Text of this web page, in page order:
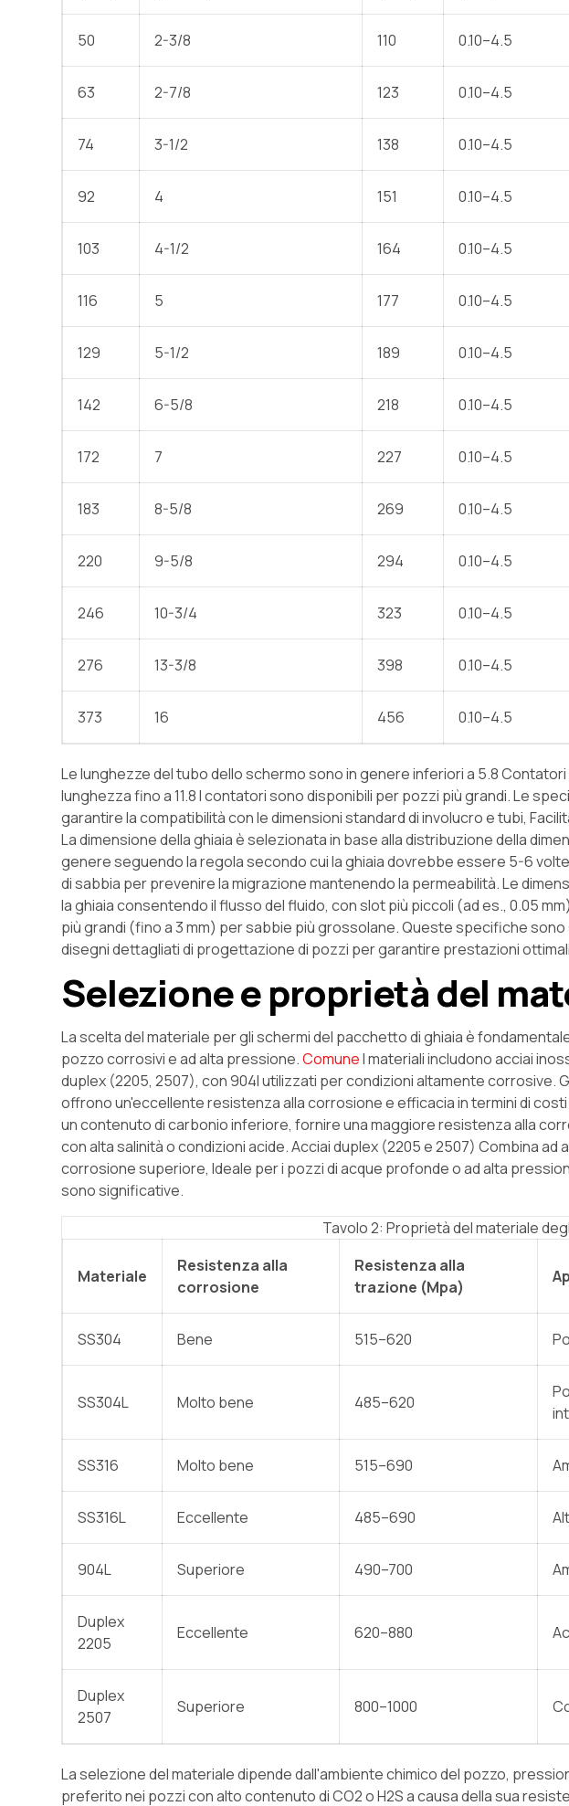
50 2-3/8 110 0.10–4.5
63 2-7/8 123 0.10–4.5
74 3-1/2 138 0.10–4.5
92 4 151 0.10–4.5
103 4-1/2 164 0.10–4.5
116 5 177 0.10–4.5
129 5-1/2 189 0.10–4.5
142 6-5/8 218 0.10–4.5
172 7 227 0.10–4.5
183 8-5/8 269 0.10–4.5
220 9-5/8 294 0.10–4.5
246 10-3/4 323 0.10–4.5
276 13-3/8 398 0.10–4.5
373 16 456 0.10–4.5
Le lunghezze del tubo dello schermo sono in genere inferiori a 5.8
lunghezza fino a 11.8 I contatori sono disponibili per pozzi più grandi. Le
garantire la compatibilità con le dimensioni standard di involucro e tubi,
La dimensione della ghiaia è selezionata in base alla distribuzione della
genere seguendo la regola secondo cui la ghiaia dovrebbe essere 5-6
di sabbia per prevenire la migrazione mantenendo la permeabilità. Le
la ghiaia consentendo il flusso del fluido, con slot più piccoli (ad es., 0.05
più grandi (fino a 3 mm) per sabbie più grossolane. Queste specifiche
disegni dettagliati di progettazione di pozzi per garantire prestazioni
Selezione e proprietà del
La scelta del materiale per gli schermi del pacchetto di ghiaia è
pozzo corrosivi e ad alta pressione.ComuneI materiali includono acciai
duplex (2205, 2507), con 904l utilizzati per condizioni altamente corrosive.
offrono un'eccellente resistenza alla corrosione e efficacia in termini di costi
un contenuto di carbonio inferiore, fornire una maggiore resistenza alla
con alta salinità o condizioni acide. Acciai duplex (2205 e 2507) Combina
corrosione superiore, Ideale per i pozzi di acque profonde o ad alta
sono significative.
Tavolo 2: Proprietà del materiale
Materiale
Resistenza alla
corrosione
Resistenza alla
trazione (Mpa)
SS304 Bene 515–620
SS304L Molto bene 485–620
SS316 Molto bene 515–690
SS316L Eccellente 485–690
904L Superiore 490–700
Duplex
2205
Eccellente 620–880
Duplex
2507
Superiore 800–1000
La selezione del materiale dipende dall'ambiente chimico del pozzo,
preferito nei pozzi con alto contenuto di CO2 o H2S a causa della sua